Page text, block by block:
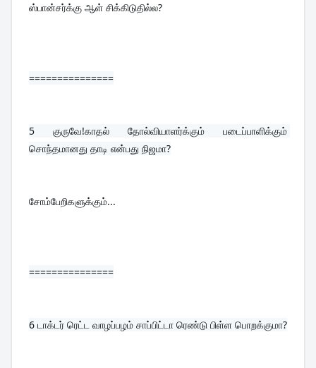
ஸ்பான்சர்க்கு ஆள் சிக்கிடுதில்ல?
===============
5 குருவே!காதல் தோல்வியாளர்க்கும் படைப்பாளிக்கும்
சொந்தமானது தாடி என்பது நிஜமா?
சோம்பேறிகளுக்கும்...
===============
6 டாக்டர் ரெட்ட வாழப்பழம் சாப்பிட்டா ரெண்டு பிள்ள பொறக்குமா?